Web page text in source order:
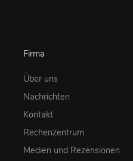
Firma
Über uns
Nachrichten
Kontakt
Rechenzentrum
Medien und Rezensionen